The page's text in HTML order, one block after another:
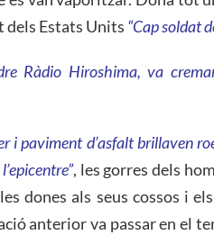
dels Estats Units “Cap soldat
Ràdio Hiroshima, va
i paviment d’asfalt brillaven
, les gorres dels
dones als seus cossos i
anterior va passar en el